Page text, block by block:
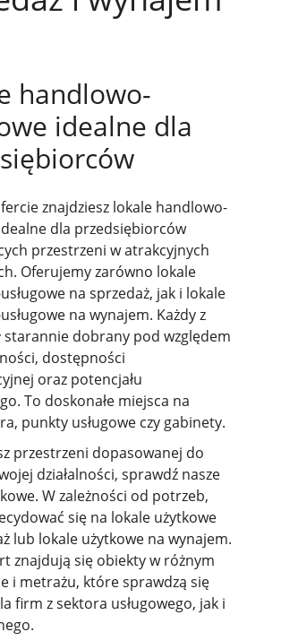
handlowo-
idealne dla
znajdziesz lokale handlowo-
dla przedsiębiorców
przestrzeni w atrakcyjnych
Oferujemy zarówno lokale
na sprzedaż, jak i lokale
na wynajem. Każdy z
starannie dobrany pod względem
dostępności
oraz potencjału
To doskonałe miejsca na
punkty usługowe czy gabinety.
przestrzeni dopasowanej do
działalności, sprawdź nasze
W zależności od potrzeb,
się na lokale użytkowe
lub lokale użytkowe na wynajem.
znajdują się obiekty w różnym
i metrażu, które sprawdzą się
firm z sektora usługowego, jak i